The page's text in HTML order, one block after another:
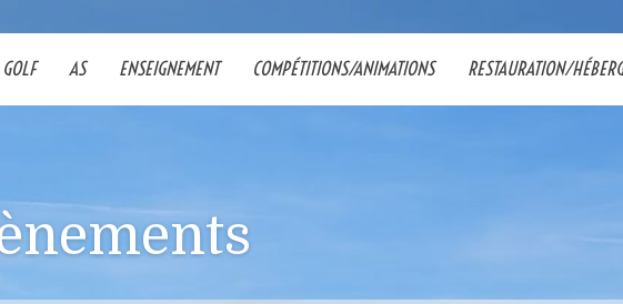
AS ENSEIGNEMENT COMPÉTITIONS/ANIMATIONS RESTAURATION/